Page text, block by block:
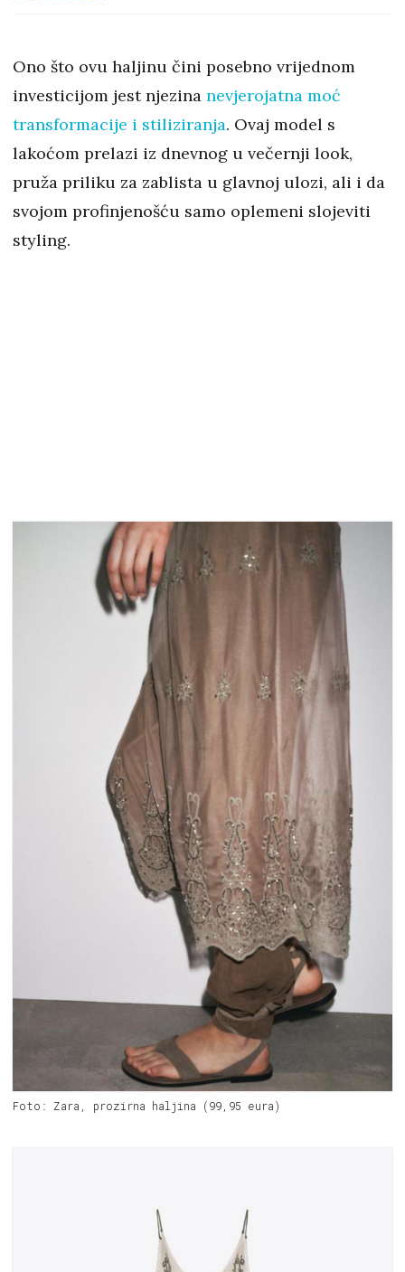
Ono što ovu haljinu čini posebno vrijednom
investicijom jest njezina nevjerojatna moć
transformacije i stiliziranja. Ovaj model s
lakoćom prelazi iz dnevnog u večernji look,
pruža priliku za zablista u glavnoj ulozi, ali i da
svojom profinjenošću samo oplemeni slojeviti
styling.
Foto: Zara, prozirna haljina (99,95 eura)